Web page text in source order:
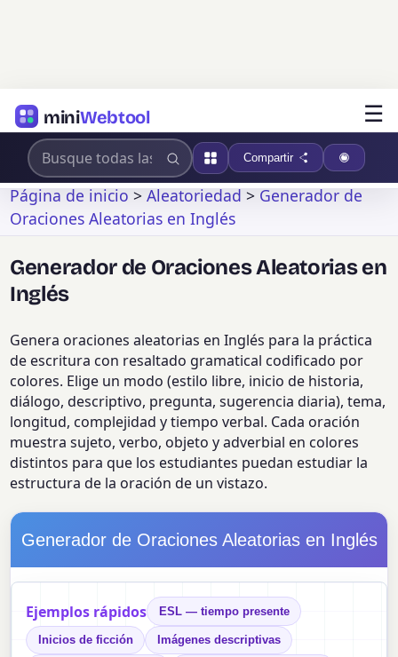
miniWebtool ☰
Compartir
Página de inicio>Aleatoriedad>Generador de
Oraciones Aleatorias en Inglés
Generador de Oraciones Aleatorias en
Inglés
Genera oraciones aleatorias en Inglés para la práctica
de escritura con resaltado gramatical codificado por
colores. Elige un modo (estilo libre, inicio de historia,
diálogo, descriptivo, pregunta, sugerencia diaria), tema,
longitud, complejidad y tiempo verbal. Cada oración
muestra sujeto, verbo, objeto y adverbial en colores
distintos para que los estudiantes puedan estudiar la
estructura de la oración de un vistazo.
Generador de Oraciones Aleatorias en Inglés
Ejemplos rápidos ESL — tiempo presente
Inicios de ficción Imágenes descriptivas